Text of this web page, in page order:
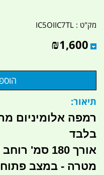
מק"ט : IC5OIIC7TL
₪1,600
תיאור:
בלבד
מטרה - במצב פתוח